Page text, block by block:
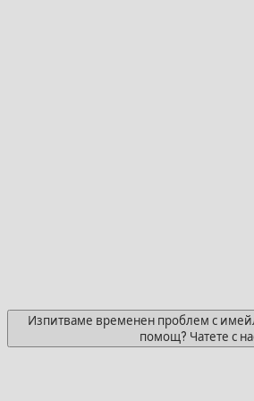
Изпитваме временен проблем с
помощ? Чатете с